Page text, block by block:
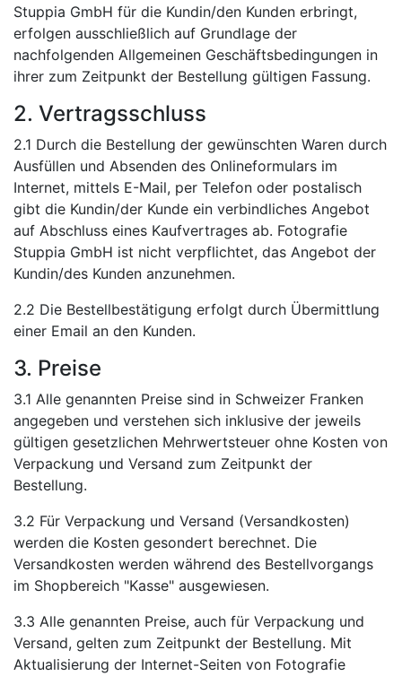
Stuppia GmbH für die Kundin/den Kunden erbringt,
erfolgen ausschließlich auf Grundlage der
nachfolgenden Allgemeinen Geschäftsbedingungen in
ihrer zum Zeitpunkt der Bestellung gültigen Fassung.
2. Vertragsschluss
2.1 Durch die Bestellung der gewünschten Waren durch
Ausfüllen und Absenden des Onlineformulars im
Internet, mittels E-Mail, per Telefon oder postalisch
gibt die Kundin/der Kunde ein verbindliches Angebot
auf Abschluss eines Kaufvertrages ab. Fotografie
Stuppia GmbH ist nicht verpflichtet, das Angebot der
Kundin/des Kunden anzunehmen.
2.2 Die Bestellbestätigung erfolgt durch Übermittlung
einer Email an den Kunden.
3. Preise
3.1 Alle genannten Preise sind in Schweizer Franken
angegeben und verstehen sich inklusive der jeweils
gültigen gesetzlichen Mehrwertsteuer ohne Kosten von
Verpackung und Versand zum Zeitpunkt der
Bestellung.
3.2 Für Verpackung und Versand (Versandkosten)
werden die Kosten gesondert berechnet. Die
Versandkosten werden während des Bestellvorgangs
im Shopbereich "Kasse" ausgewiesen.
3.3 Alle genannten Preise, auch für Verpackung und
Versand, gelten zum Zeitpunkt der Bestellung. Mit
Aktualisierung der Internet-Seiten von Fotografie